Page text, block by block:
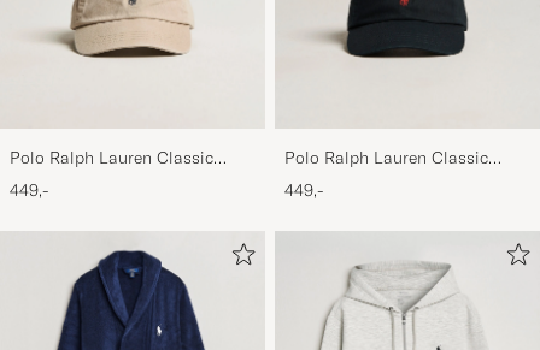
Polo Ralph Lauren Classic
Sports Cap Beige
449,-
Polo Ralph Lauren Classic
Sports Cap Black
449,-